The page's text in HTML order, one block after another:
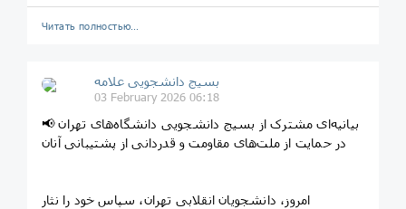
Читать полностью…
بسیج دانشجویی علامه
03 February 2026 06:18
📢 بیانیه‌ای مشترک از بسیج دانشجویی دانشگاه‌های تهران
در حمایت از ملت‌های مقاومت و قدردانی از پشتیبانی آنان
امروز، دانشجویان انقلابی تهران، سپاس خود را نثار